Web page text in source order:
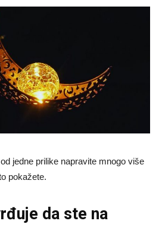
jedne prilike napravite mnogo više
pokažete.
da ste na